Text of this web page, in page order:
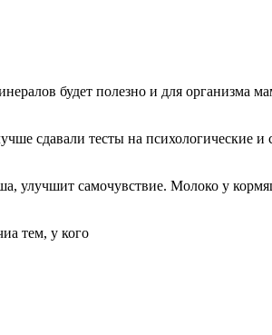
будет полезно и для организма
сдавали тесты на психологические и
улучшит самочувствие. Молоко у
тем, у кого